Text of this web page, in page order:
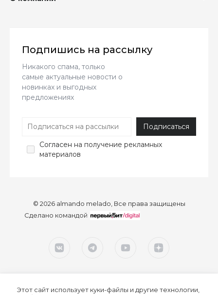
Подпишись на рассылку
Никакого спама, только
самые актуальные новости о
новинках и выгодных
предложениях
Согласен на получение рекламных
материалов
© 2026 almando melado, Все права защищены
Сделано командой
Этот сайт использует куки-файлы и другие технологии,